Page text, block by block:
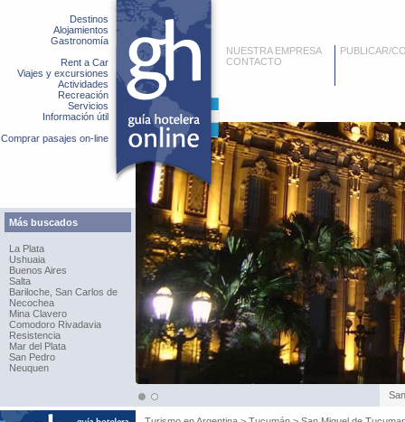
Destinos
Alojamientos
Gastronomía
Rent a Car
Viajes y excursiones
Actividades
Recreación
Servicios
Información útil
Comprar pasajes on-line
Más buscados
La Plata
Ushuaia
Buenos Aires
Salta
Bariloche, San Carlos de
Necochea
Mina Clavero
Comodoro Rivadavia
Resistencia
Mar del Plata
San Pedro
Neuquen
NUESTRA EMPRESA
CONTACTO
PUBLICAR/